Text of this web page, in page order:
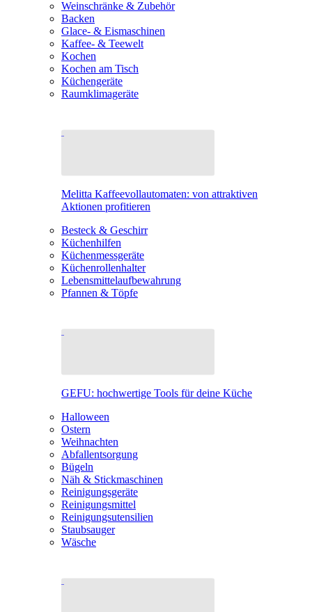
Weinschränke & Zubehör
Backen
Glace- & Eismaschinen
Kaffee- & Teewelt
Kochen
Kochen am Tisch
Küchengeräte
Raumklimageräte
Melitta Kaffeevollautomaten: von attraktiven
Aktionen profitieren
Besteck & Geschirr
Küchenhilfen
Küchenmessgeräte
Küchenrollenhalter
Lebensmittelaufbewahrung
Pfannen & Töpfe
GEFU: hochwertige Tools für deine Küche
Halloween
Ostern
Weihnachten
Abfallentsorgung
Bügeln
Näh & Stickmaschinen
Reinigungsgeräte
Reinigungsmittel
Reinigungsutensilien
Staubsauger
Wäsche